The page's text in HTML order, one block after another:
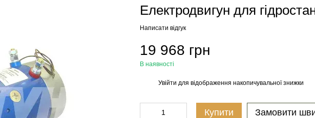
Електродвигун для
Написати відгук
19 968 грн
В наявності
Увійти для відображення накопичувальної знижки
Купити Замовити